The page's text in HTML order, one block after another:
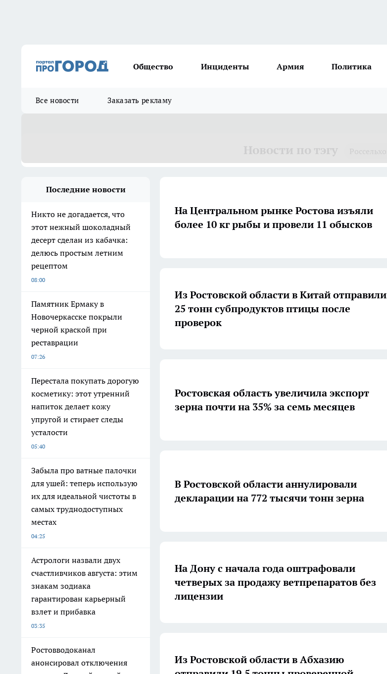
Общество Инциденты Армия Политика
Все новости Заказать рекламу
Последние новости
Никто не догадается, что
этот нежный шоколадный
десерт сделан из кабачка:
делюсь простым летним
рецептом
08:00
Памятник Ермаку в
Новочеркасске покрыли
черной краской при
реставрации
07:26
Перестала покупать дорогую
косметику: этот утренний
напиток делает кожу
упругой и стирает следы
усталости
05:40
Забыла про ватные палочки
для ушей: теперь использую
их для идеальной чистоты в
самых труднодоступных
местах
04:25
Астрологи назвали двух
счастливчиков августа: этим
знакам зодиака
гарантирован карьерный
взлет и прибавка
03:35
Ростовводоканал
анонсировал отключения
На Центральном рынке Ростова изъяли
более 10 кг рыбы и провели 11 обысков
Из Ростовской области в Китай отправили
25 тонн субпродуктов птицы после
проверок
Ростовская область увеличила экспорт
зерна почти на 35% за семь месяцев
В Ростовской области аннулировали
декларации на 772 тысячи тонн зерна
На Дону с начала года оштрафовали
четверых за продажу ветпрепаратов без
лицензии
Из Ростовской области в Абхазию